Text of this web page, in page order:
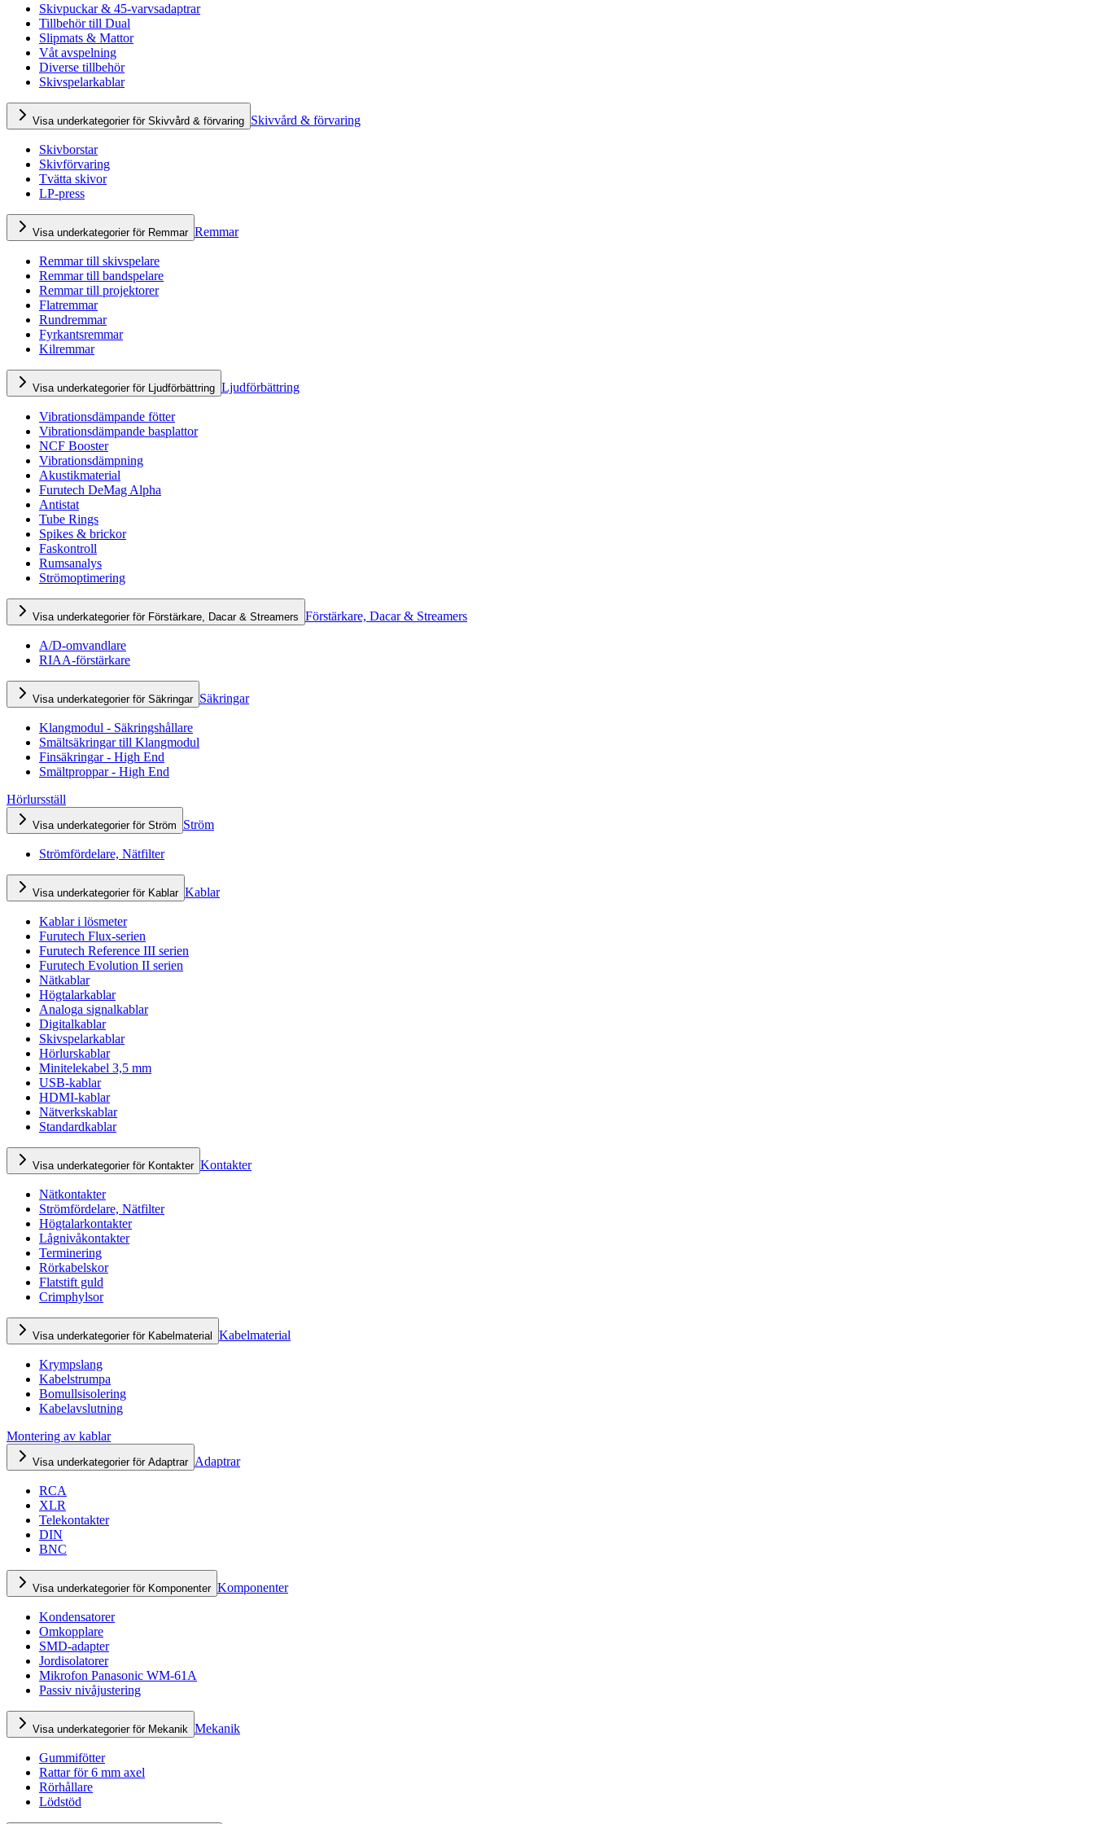
Skivpuckar & 45-varvsadaptrar
Tillbehör till Dual
Slipmats & Mattor
Våt avspelning
Diverse tillbehör
Skivspelarkablar
Visa underkategorier för Skivvård & förvaring Skivvård & förvaring
Skivborstar
Skivförvaring
Tvätta skivor
LP-press
Visa underkategorier för Remmar Remmar
Remmar till skivspelare
Remmar till bandspelare
Remmar till projektorer
Flatremmar
Rundremmar
Fyrkantsremmar
Kilremmar
Visa underkategorier för Ljudförbättring Ljudförbättring
Vibrationsdämpande fötter
Vibrationsdämpande basplattor
NCF Booster
Vibrationsdämpning
Akustikmaterial
Furutech DeMag Alpha
Antistat
Tube Rings
Spikes & brickor
Faskontroll
Rumsanalys
Strömoptimering
Visa underkategorier för Förstärkare, Dacar & Streamers Förstärkare, Dacar & Streamers
A/D-omvandlare
RIAA-förstärkare
Visa underkategorier för Säkringar Säkringar
Klangmodul - Säkringshållare
Smältsäkringar till Klangmodul
Finsäkringar - High End
Smältproppar - High End
Hörlursställ
Visa underkategorier för Ström Ström
Strömfördelare, Nätfilter
Visa underkategorier för Kablar Kablar
Kablar i lösmeter
Furutech Flux-serien
Furutech Reference III serien
Furutech Evolution II serien
Nätkablar
Högtalarkablar
Analoga signalkablar
Digitalkablar
Skivspelarkablar
Hörlurskablar
Minitelekabel 3,5 mm
USB-kablar
HDMI-kablar
Nätverkskablar
Standardkablar
Visa underkategorier för Kontakter Kontakter
Nätkontakter
Strömfördelare, Nätfilter
Högtalarkontakter
Lågnivåkontakter
Terminering
Rörkabelskor
Flatstift guld
Crimphylsor
Visa underkategorier för Kabelmaterial Kabelmaterial
Krympslang
Kabelstrumpa
Bomullsisolering
Kabelavslutning
Montering av kablar
Visa underkategorier för Adaptrar Adaptrar
RCA
XLR
Telekontakter
DIN
BNC
Visa underkategorier för Komponenter Komponenter
Kondensatorer
Omkopplare
SMD-adapter
Jordisolatorer
Mikrofon Panasonic WM-61A
Passiv nivåjustering
Visa underkategorier för Mekanik Mekanik
Gummifötter
Rattar för 6 mm axel
Rörhållare
Lödstöd